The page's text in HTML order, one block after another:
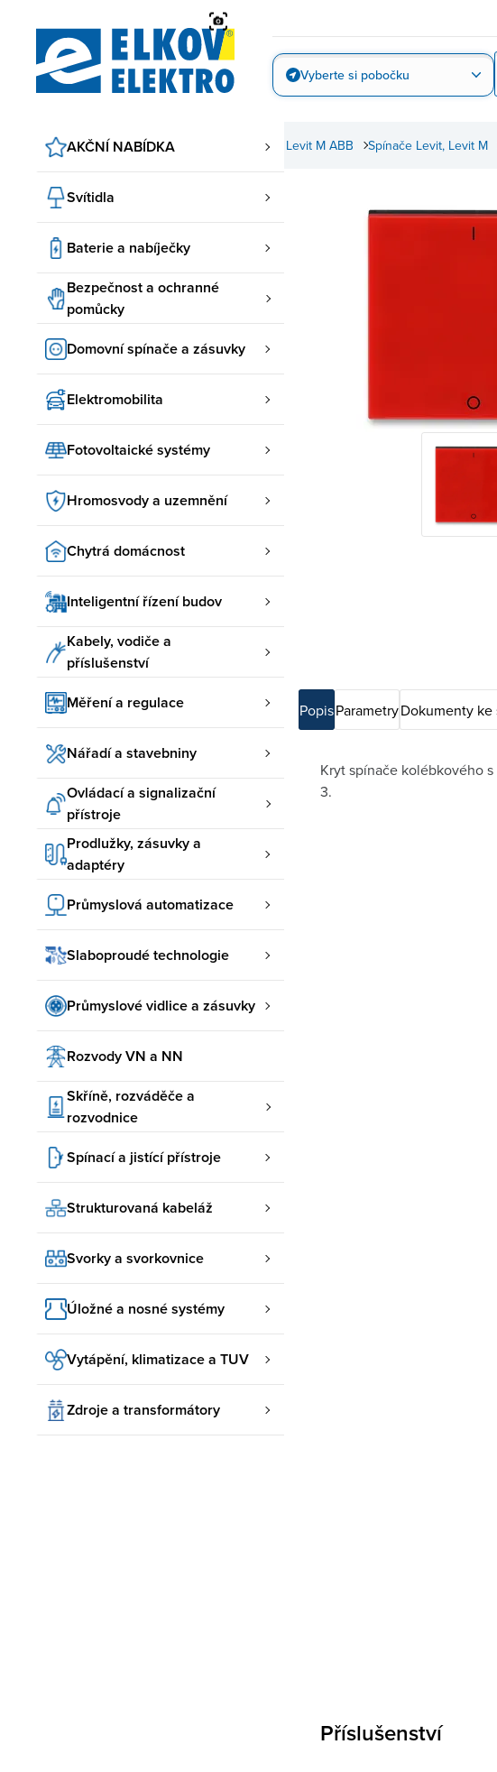
Vyberte si pobočku
AKČNÍ NABÍDKA
Svítidla
Baterie a nabíječky
Bezpečnost a ochranné
pomůcky
Domovní spínače a zásuvky
Elektromobilita
Fotovoltaické systémy
Hromosvody a uzemnění
Chytrá domácnost
Inteligentní řízení budov
Kabely, vodiče a
příslušenství
Měření a regulace
Nářadí a stavebniny
Ovládací a signalizační
přístroje
Prodlužky, zásuvky a
adaptéry
Průmyslová automatizace
Slaboproudé technologie
Průmyslové vidlice a zásuvky
Rozvody VN a NN
Skříně, rozváděče a
rozvodnice
Spínací a jistící přístroje
Strukturovaná kabeláž
Svorky a svorkovnice
Úložné a nosné systémy
Vytápění, klimatizace a TUV
Zdroje a transformátory
Spínače Levit, Levit M
Levit, Levit M ABB
ABB spínače a zásuvky
a zásuvky
PopisParametryDokumenty ke
Kryt spínače kolébkového
3.
Příslušenství